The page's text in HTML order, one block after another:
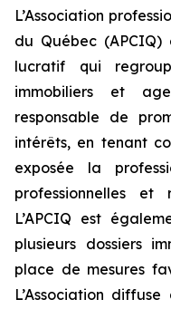
L’Association
du Québec
lucratif qui
immobiliers et
responsable de
intérêts, en tenant
exposée la
professionnelles et
L’APCIQ est
plusieurs dossiers
place de mesures
L’Association